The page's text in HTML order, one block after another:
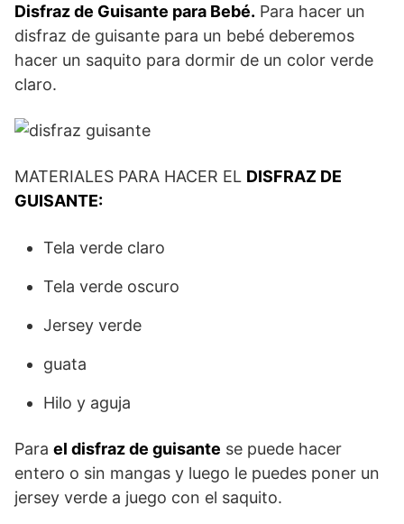
Disfraz de Guisante para Bebé. Para hacer un
disfraz de guisante para un bebé deberemos
hacer un saquito para dormir de un color verde
claro.
MATERIALES PARA HACER EL DISFRAZ DE
GUISANTE:
Tela verde claro
Tela verde oscuro
Jersey verde
guata
Hilo y aguja
Para el disfraz de guisante se puede hacer
entero o sin mangas y luego le puedes poner un
jersey verde a juego con el saquito.